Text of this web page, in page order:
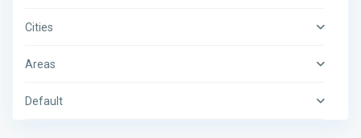
Cities
Areas
Default